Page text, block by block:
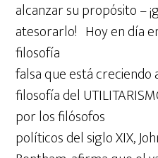
alcanzar su propósito –
atesorarlo! Hoy en día
filosofía
falsa que está creciendo
filosofía del
por los filósofos
políticos del siglo XIX,